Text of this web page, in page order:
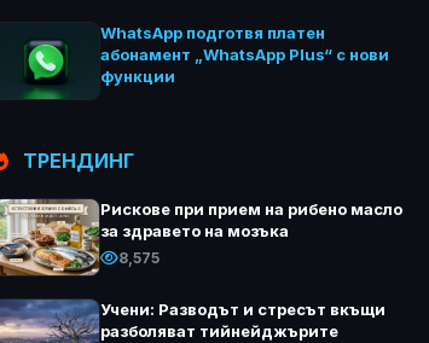
WhatsApp подготвя платен
абонамент „WhatsApp Plus“ с нови
функции
ТРЕНДИНГ
Рискове при прием на рибено масло
за здравето на мозъка
8,575
Учени: Разводът и стресът вкъщи
разболяват тийнейджърите